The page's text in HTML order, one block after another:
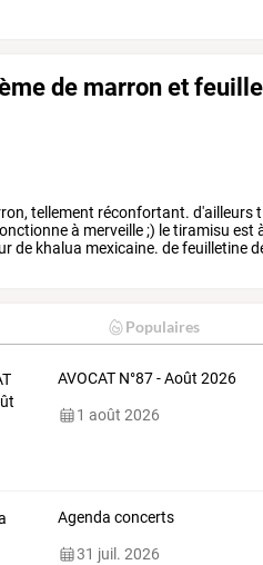
de marron et
tellement réconfortant. d'ailleurs
à merveille;) letiramisu est
de khalua mexicaine. defeuilletine
Populaires
AVOCAT N°87 - Août 2026
1 août 2026
Agenda concerts
31 juil. 2026